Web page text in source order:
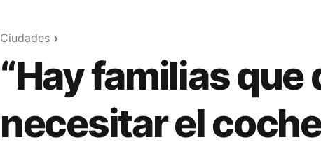
Ciudades
“Hay familias que
necesitar el